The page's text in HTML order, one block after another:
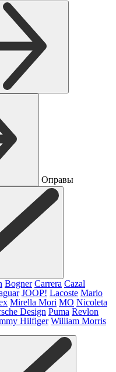
Оправы
Bogner Carrera Cazal
JOOP! Lacoste Mario
Mirella Mori MO Nicoleta
Design Puma Revlon
Hilfiger William Morris